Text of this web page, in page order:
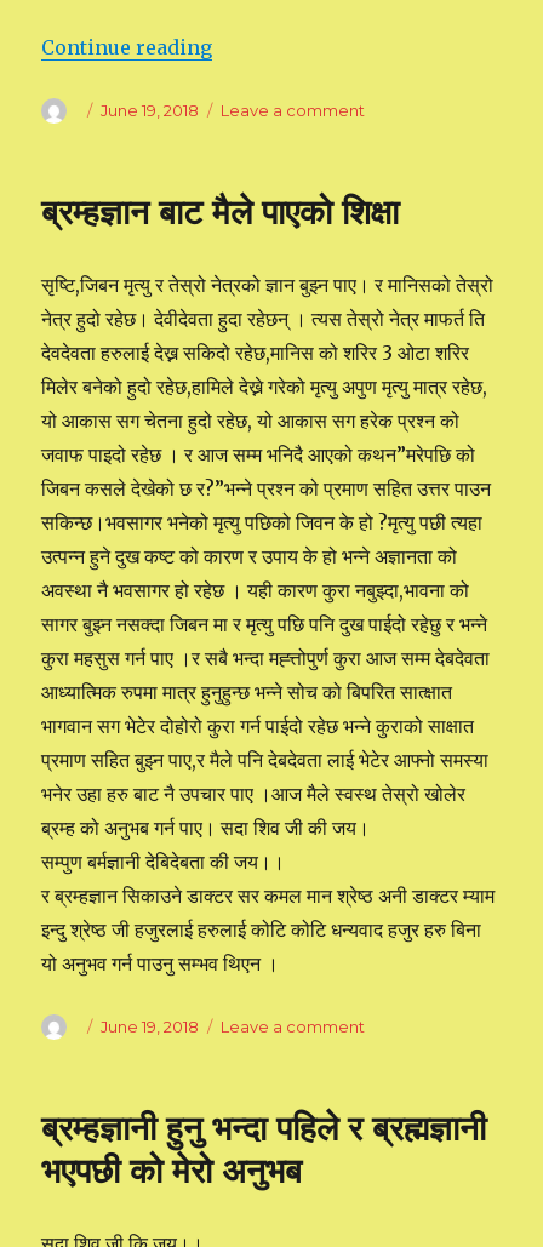
Continue reading
Author
Posted
June 19, 2018 Leave a comment
अन्जानमा
खोजाइ,सम्पर्क,भोगाइ,अनी
अन्योलता
ब्रम्हज्ञान
पाइसकेपछी
जिबन
रहस्यको
स्पस्टता
ब्रम्हज्ञान बाट मैले पाएको शिक्षा
सृष्टि,जिबन मृत्यु र तेस्रो नेत्रको ज्ञान बुझ्न पाए। र मानिसको तेस्रो
नेत्र हुदो रहेछ। देवीदेवता हुदा रहेछन् । त्यस तेस्रो नेत्र माफर्त ति
देवदेवता हरुलाई देख्न सकिदो रहेछ,मानिस को शरिर 3 ओटा शरिर
मिलेर बनेको हुदो रहेछ,हामिले देख्ने गरेको मृत्यु अपुण मृत्यु मात्र रहेछ,
यो आकास सग चेतना हुदो रहेछ, यो आकास सग हरेक प्रश्न को
जवाफ पाइदो रहेछ । र आज सम्म भनिदै आएको कथन”मरेपछि को
जिबन कसले देखेको छ र?”भन्ने प्रश्न को प्रमाण सहित उत्तर पाउन
सकिन्छ।भवसागर भनेको मृत्यु पछिको जिवन के हो ?मृत्यु पछी त्यहा
उत्पन्न हुने दुख कष्ट को कारण र उपाय के हो भन्ने अज्ञानता को
अवस्था नै भवसागर हो रहेछ । यही कारण कुरा नबुझ्दा,भावना को
सागर बुझ्न नसक्दा जिबन मा र मृत्यु पछि पनि दुख पाईदो रहेछु र भन्ने
कुरा महसुस गर्न पाए ।र सबै भन्दा मह्त्तोपुर्ण कुरा आज सम्म देबदेवता
आध्यात्मिक रुपमा मात्र हुनुहुन्छ भन्ने सोच को बिपरित सात्क्षात
भागवान सग भेटेर दोहोरो कुरा गर्न पाईदो रहेछ भन्ने कुराको साक्षात
प्रमाण सहित बुझ्न पाए,र मैले पनि देबदेवता लाई भेटेर आफ्नो समस्या
भनेर उहा हरु बाट नै उपचार पाए ।आज मैले स्वस्थ तेस्रो खोलेर
ब्रम्ह को अनुभब गर्न पाए। सदा शिव जी की जय।
सम्पुण बर्मज्ञानी देबिदेबता की जय।।
र ब्रम्हज्ञान सिकाउने डाक्टर सर कमल मान श्रेष्ठ अनी डाक्टर म्याम
इन्दु श्रेष्ठ जी हजुरलाई हरुलाई कोटि कोटि धन्यवाद हजुर हरु बिना
यो अनुभव गर्न पाउनु सम्भव थिएन ।
Author
Posted
June 19, 2018 Leave a comment
पाएको
शिक्षा
ब्रम्हज्ञानी हुनु भन्दा पहिले र ब्रह्मज्ञानी
भएपछी को मेरो अनुभब